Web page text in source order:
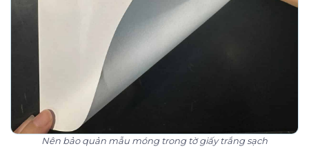
Nên bảo quản mẫu móng trong tờ giấy trắng sạch